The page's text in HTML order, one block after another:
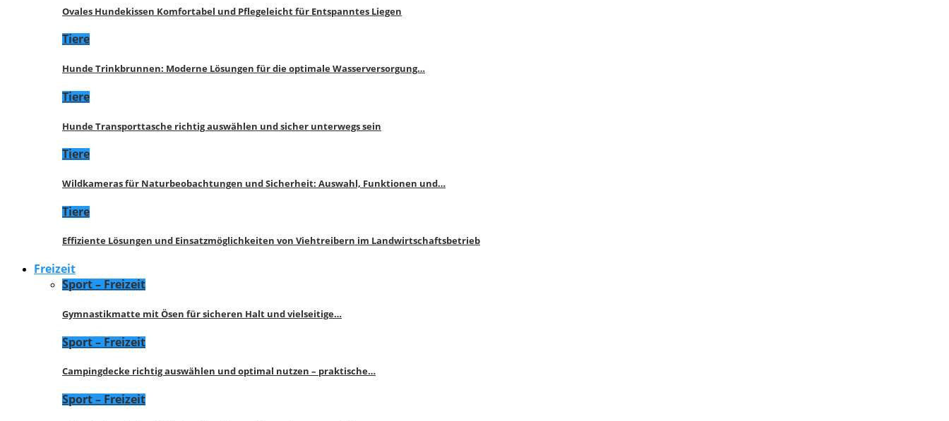
Ovales Hundekissen Komfortabel und Pflegeleicht für Entspanntes Liegen
Tiere
Hunde Trinkbrunnen: Moderne Lösungen für die optimale Wasserversorgung…
Tiere
Hunde Transporttasche richtig auswählen und sicher unterwegs sein
Tiere
Wildkameras für Naturbeobachtungen und Sicherheit: Auswahl, Funktionen und…
Tiere
Effiziente Lösungen und Einsatzmöglichkeiten von Viehtreibern im Landwirtschaftsbetrieb
Freizeit
Sport – Freizeit
Gymnastikmatte mit Ösen für sicheren Halt und vielseitige…
Sport – Freizeit
Campingdecke richtig auswählen und optimal nutzen – praktische…
Sport – Freizeit